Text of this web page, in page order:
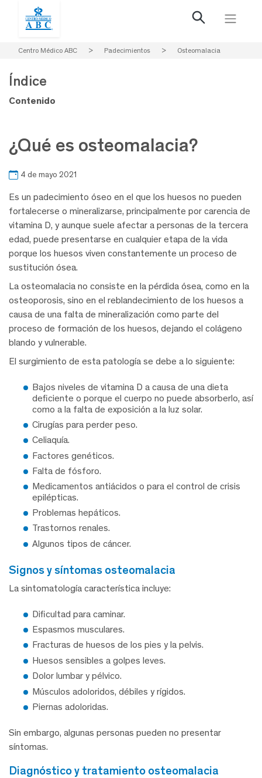
Centro Médico ABC > Padecimientos > Osteomalacia
¿Qué es osteomalacia?
4 de mayo 2021
Es un padecimiento óseo en el que los huesos no pueden
fortalecerse o mineralizarse, principalmente por carencia de
vitamina D, y aunque suele afectar a personas de la tercera
edad, puede presentarse en cualquier etapa de la vida
porque los huesos viven constantemente un proceso de
sustitución ósea.
La osteomalacia no consiste en la pérdida ósea, como en la
osteoporosis, sino en el reblandecimiento de los huesos a
causa de una falta de mineralización como parte del
proceso de formación de los huesos, dejando el colágeno
blando y vulnerable.
El surgimiento de esta patología se debe a lo siguiente:
Bajos niveles de vitamina D a causa de una dieta
deficiente o porque el cuerpo no puede absorberlo, así
como a la falta de exposición a la luz solar.
Cirugías para perder peso.
Celiaquía.
Factores genéticos.
Falta de fósforo.
Medicamentos antiácidos o para el control de crisis
epilépticas.
Problemas hepáticos.
Trastornos renales.
Algunos tipos de cáncer.
signos y síntomas osteomalacia
La sintomatología característica incluye:
Dificultad para caminar.
Espasmos musculares.
Fracturas de huesos de los pies y la pelvis.
Huesos sensibles a golpes leves.
Dolor lumbar y pélvico.
Músculos adoloridos, débiles y rígidos.
Piernas adoloridas.
Sin embargo, algunas personas pueden no presentar
síntomas.
diagnóstico y tratamiento osteomalacia
Índice
Contenido